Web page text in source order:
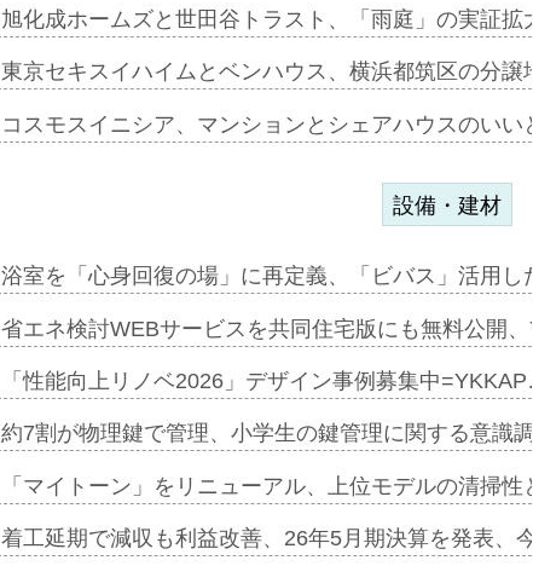
旭化成ホームズと世田谷トラスト、「雨庭」の実証
東京セキスイハイムとベンハウス、横浜都筑区の分
コスモスイニシア、マンションとシェアハウスのい
設備・建材
浴室を「心身回復の場」に再定義、「ビバス」活用
省エネ検討WEBサービスを共同住宅版にも無料公開
「性能向上リノベ2026」デザイン事例募集中
約7割が物理鍵で管理、小学生の鍵管理に関する意識
「マイトーン」をリニューアル、上位モデルの清掃
着工延期で減収も利益改善、26年5月期決算を発表、